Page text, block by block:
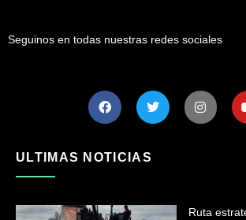
Seguinos en todas nuestras redes sociales
ULTIMAS NOTICIAS
Ruta